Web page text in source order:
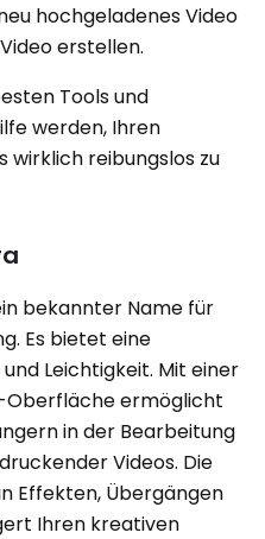
hochgeladenes Video
erstellen.
Tools und
werden, Ihren
wirklich reibungslos zu
bekannter Name für
Es bietet eine
Leichtigkeit. Mit einer
ermöglicht
in der Bearbeitung
Videos. Die
Effekten, Übergängen
Ihren kreativen